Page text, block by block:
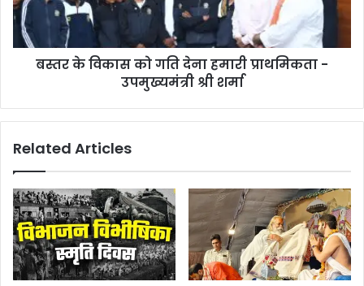
हमारी
प्राथमिकता
-
उपमुख्यमंत्री
बस्तर के विकास को गति देना हमारी प्राथमिकता -
उपमुख्यमंत्री श्री शर्मा
Related Articles